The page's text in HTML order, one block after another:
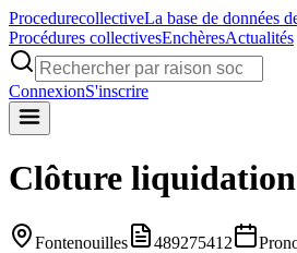
ProcedurecollectiveLa base de données
Procédures collectivesEnchèresActualités
ConnexionS'inscrire
Clôture
Fontenouilles 489275412